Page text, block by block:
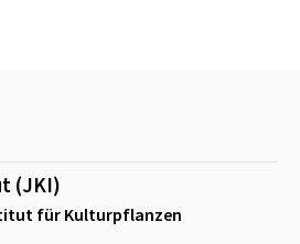
(JKI)
für Kulturpflanzen